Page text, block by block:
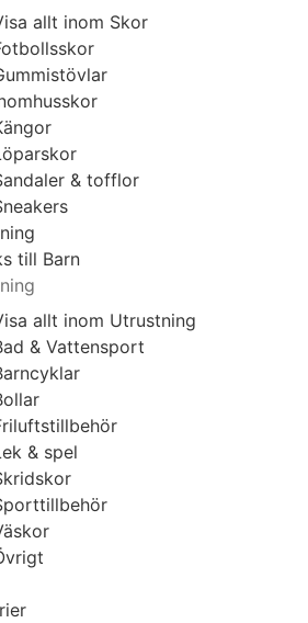
allt inom Skor
& tofflor
till Barn
allt inom Utrustning
& Vattensport
& spel